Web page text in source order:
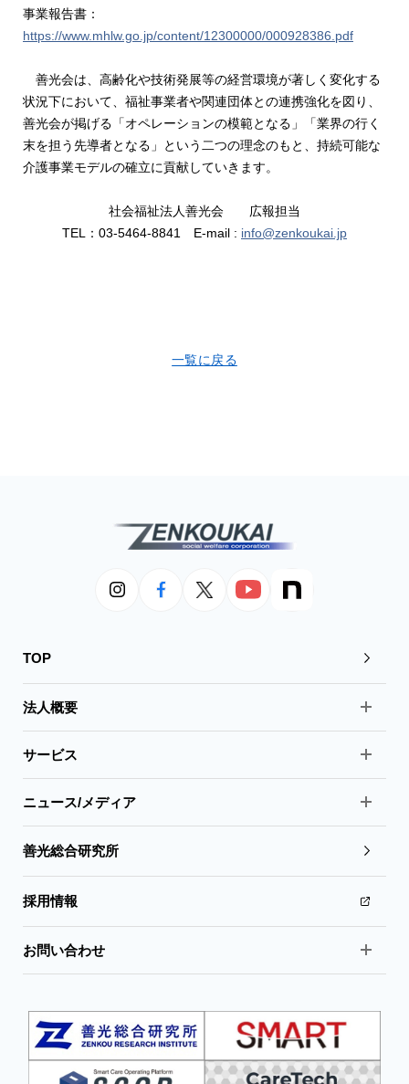
事業報告書：
https://www.mhlw.go.jp/content/12300000/000928386.pdf
善光会は、高齢化や技術発展等の経営環境が著しく変化する
状況下において、福祉事業者や関連団体との連携強化を図り、
善光会が掲げる「オペレーションの模範となる」「業界の行く
末を担う先導者となる」という二つの理念のもと、持続可能な
介護事業モデルの確立に貢献していきます。
社会福祉法人善光会 広報担当
TEL：03-5464-8841 E-mail : info@zenkoukai.jp
一覧に戻る
TOP
法人概要
サービス
ニュース/メディア
善光総合研究所
採用情報
お問い合わせ